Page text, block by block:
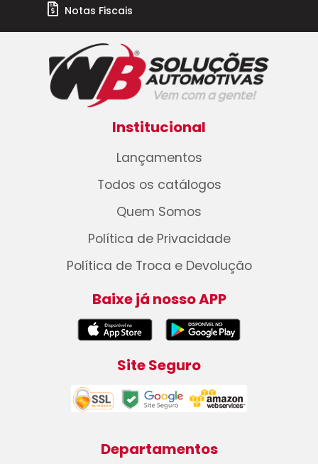
Notas Fiscais
Institucional
Lançamentos
Todos os catálogos
Quem Somos
Política de Privacidade
Política de Troca e Devolução
Baixe já nosso APP
Site Seguro
Departamentos